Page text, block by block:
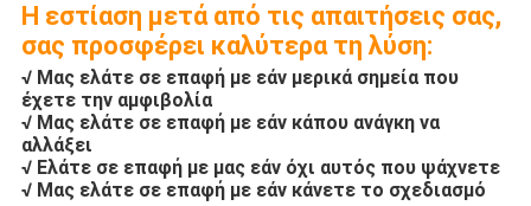
Η εστίαση μετά από τις απαιτήσεις σας,
σας προσφέρει καλύτερα τη λύση:
√ Μας ελάτε σε επαφή με εάν μερικά σημεία που
έχετε την αμφιβολία
√ Μας ελάτε σε επαφή με εάν κάπου ανάγκη να
αλλάξει
√ Ελάτε σε επαφή με μας εάν όχι αυτός που ψάχνετε
√ Μας ελάτε σε επαφή με εάν κάνετε το σχεδιασμό